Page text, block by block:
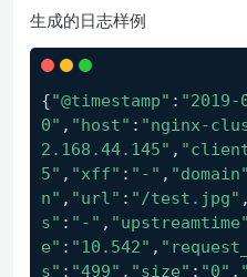
生成的日志样例
{"@timestamp" : "2019-
0" , "host" : "nginx-
2.168.44.145" ,
5" , "xff" : "-" , "domain"
n" , "url" : "/test.jpg" ,
s" : "-" , "upstreamtime"
e" : "10.542" ,
s" : "499" , "size" : "0" ,